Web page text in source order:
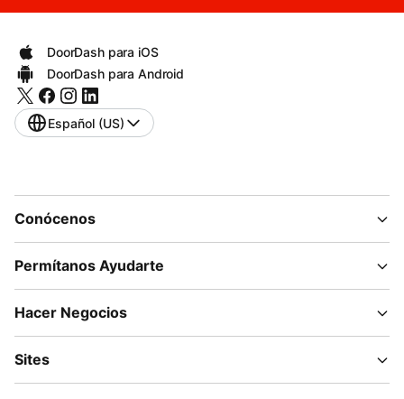
DoorDash para iOS
DoorDash para Android
Español (US)
Conócenos
Permítanos Ayudarte
Hacer Negocios
Sites